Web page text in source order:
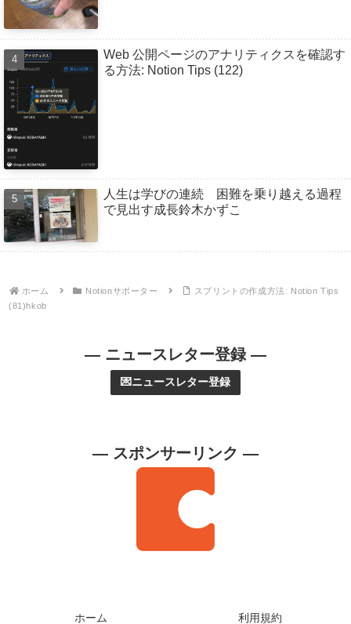
Web 公開ページのアナリティクスを確認す
る方法: Notion Tips (122)
人生は学びの連続 困難を乗り越える過程
で見出す成長鈴木かずこ
ホーム Notionサポーター
スプリントの作成方法: Notion Tips
(81)hkob
— ニュースレター登録 —
💌ニュースレター登録
— スポンサーリンク —
ホーム 利用規約